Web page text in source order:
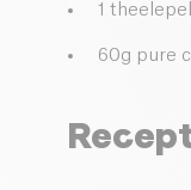
1
60g pure